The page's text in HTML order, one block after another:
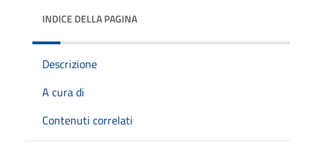
INDICE DELLA PAGINA
Descrizione
A cura di
Contenuti correlati